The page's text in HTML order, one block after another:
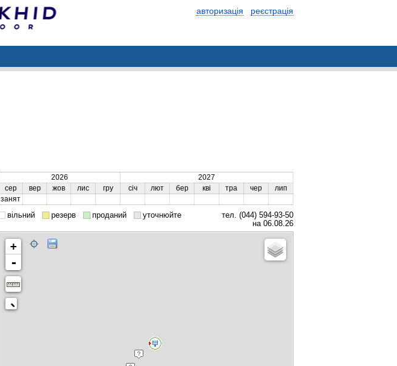
авторизація реєстрація
2026
2027
сер
вер жов лис гру січ лют бер кві тра чер
лип
занят
вільний резерв проданий уточнюйте
тел. (044) 594-93-50
на 06.08.26
+
-